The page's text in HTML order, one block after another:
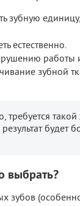
зубную
естественно.
работы
зубной
будет
выбрать?
зубов